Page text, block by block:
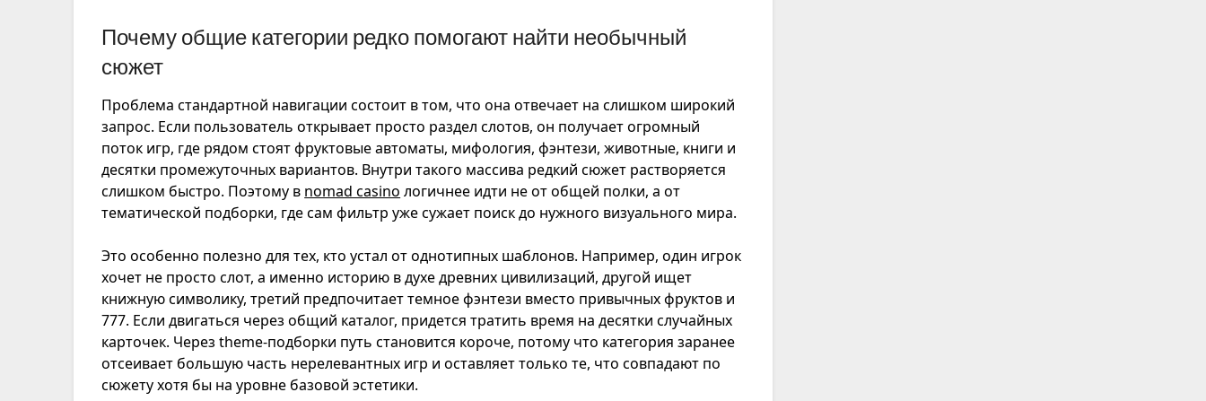
Почему общие категории редко помогают найти необычный
сюжет
Проблема стандартной навигации состоит в том, что она отвечает на слишком широкий
запрос. Если пользователь открывает просто раздел слотов, он получает огромный
поток игр, где рядом стоят фруктовые автоматы, мифология, фэнтези, животные, книги и
десятки промежуточных вариантов. Внутри такого массива редкий сюжет растворяется
слишком быстро. Поэтому в nomad casino логичнее идти не от общей полки, а от
тематической подборки, где сам фильтр уже сужает поиск до нужного визуального мира.
Это особенно полезно для тех, кто устал от однотипных шаблонов. Например, один игрок
хочет не просто слот, а именно историю в духе древних цивилизаций, другой ищет
книжную символику, третий предпочитает темное фэнтези вместо привычных фруктов и
777. Если двигаться через общий каталог, придется тратить время на десятки случайных
карточек. Через theme-подборки путь становится короче, потому что категория заранее
отсеивает большую часть нерелевантных игр и оставляет только те, что совпадают по
сюжету хотя бы на уровне базовой эстетики.